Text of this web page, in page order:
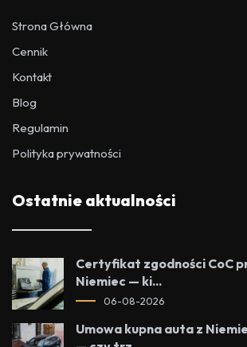
Strona Główna
Cennik
Kontakt
Blog
Regulamin
Polityka prywatności
Ostatnie aktualności
Certyfikat zgodności CoC
Niemiec — ki...
06-08-2026
Umowa kupna auta z